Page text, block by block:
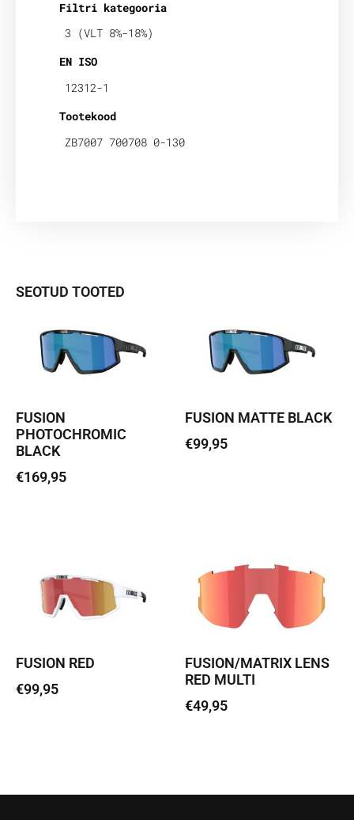
Filtri kategooria
3 (VLT 8%-18%)
EN ISO
12312-1
Tootekood
ZB7007 700708 0-130
SEOTUD TOOTED
FUSION
PHOTOCHROMIC
BLACK
€169,95
FUSION MATTE BLACK
€99,95
FUSION RED
€99,95
FUSION/MATRIX LENS
RED MULTI
€49,95